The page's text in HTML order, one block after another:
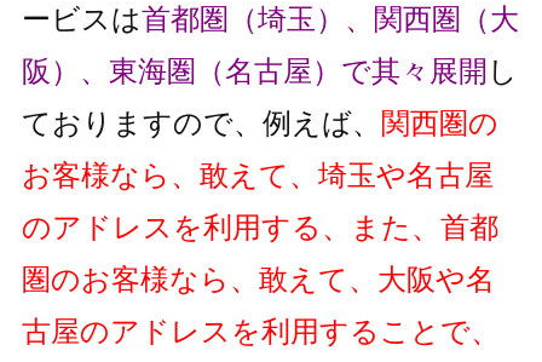
ービスは首都圏（埼玉）、関西圏（大
阪）、東海圏（名古屋）で其々展開 し
ておりますので、例えば、 関西圏の
お客様なら、敢えて、埼玉や名古屋
のアドレスを利用する、また、首都
圏のお客様なら、敢えて、大阪や名
古屋のアドレスを利用することで、